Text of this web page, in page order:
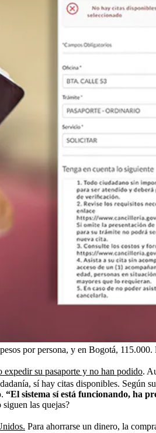
por persona, y en Bogotá, 115.000.
expedir su pasaporte y no han podido.
sí hay citas disponibles. Según
“El sistema sí está funcionando, ha
las quejas?
Para ahorrarse un dinero, la